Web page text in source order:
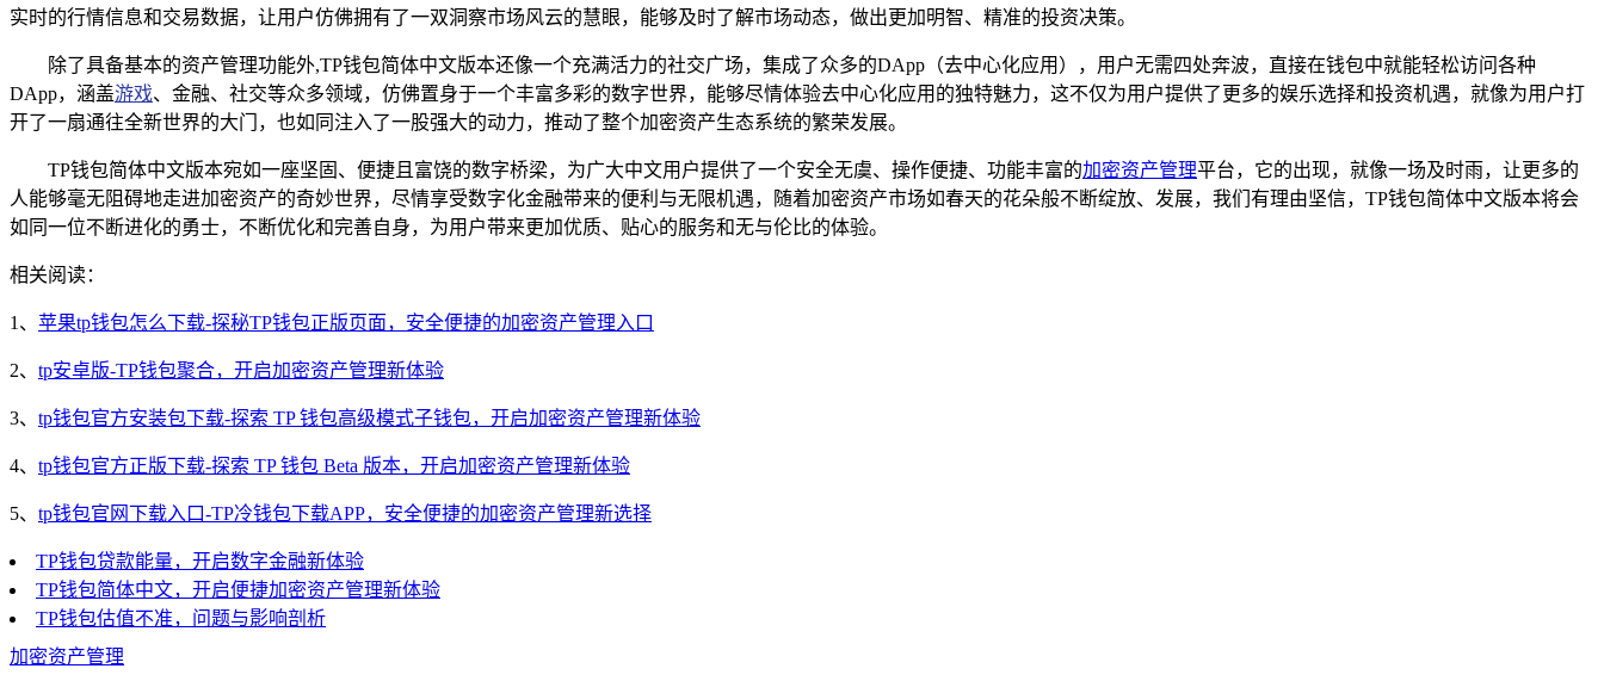
实时的行情信息和交易数据，让用户仿佛拥有了一双洞察市场风云的慧眼，能够及时了解市场动态，做出更加明智、精准的投资决策。
除了具备基本的资产管理功能外,TP钱包简体中文版本还像一个充满活力的社交广场，集成了众多的DApp（去中心化应用），用户无需四处奔波，直接在钱包中就能轻松访问各种
DApp，涵盖游戏、金融、社交等众多领域，仿佛置身于一个丰富多彩的数字世界，能够尽情体验去中心化应用的独特魅力，这不仅为用户提供了更多的娱乐选择和投资机遇，就像为用户打
开了一扇通往全新世界的大门，也如同注入了一股强大的动力，推动了整个加密资产生态系统的繁荣发展。
TP钱包简体中文版本宛如一座坚固、便捷且富饶的数字桥梁，为广大中文用户提供了一个安全无虞、操作便捷、功能丰富的加密资产管理平台，它的出现，就像一场及时雨，让更多的
人能够毫无阻碍地走进加密资产的奇妙世界，尽情享受数字化金融带来的便利与无限机遇，随着加密资产市场如春天的花朵般不断绽放、发展，我们有理由坚信，TP钱包简体中文版本将会
如同一位不断进化的勇士，不断优化和完善自身，为用户带来更加优质、贴心的服务和无与伦比的体验。
相关阅读：
1、 苹果tp钱包怎么下载-探秘TP钱包正版页面，安全便捷的加密资产管理入口
2、 tp安卓版-TP钱包聚合，开启加密资产管理新体验
3、 tp钱包官方安装包下载-探索 TP 钱包高级模式子钱包，开启加密资产管理新体验
4、 tp钱包官方正版下载-探索 TP 钱包 Beta 版本，开启加密资产管理新体验
5、 tp钱包官网下载入口-TP冷钱包下载APP，安全便捷的加密资产管理新选择
TP钱包贷款能量，开启数字金融新体验
TP钱包简体中文，开启便捷加密资产管理新体验
TP钱包估值不准，问题与影响剖析
加密资产管理